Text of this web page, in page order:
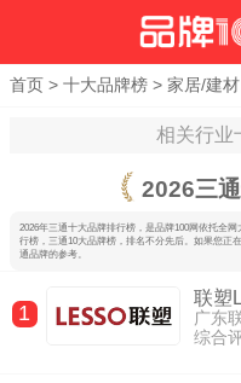
首页 > 十大品牌榜 > 家居/建材
相关行业
2026三
2026年三通十大品牌排行榜，是品牌100网依托全
行榜，三通10大品牌榜，排名不分先后。如果您正
通品牌的参考。
1
联塑
广东
综合